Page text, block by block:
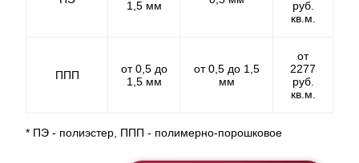
1,5 мм
руб.
кв.м.
ППП
от 0,5 до
1,5 мм
от 0,5 до 1,5
мм
от
2277
руб.
кв.м.
* ПЭ - полиэстер, ППП - полимерно-порошковое